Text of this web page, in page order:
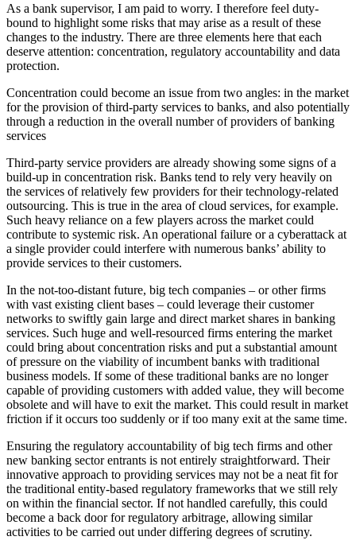
As a bank supervisor, I am paid to worry. I therefore feel duty-
bound to highlight some risks that may arise as a result of these
changes to the industry. There are three elements here that each
deserve attention: concentration, regulatory accountability and data
protection.
Concentration could become an issue from two angles: in the market
for the provision of third-party services to banks, and also potentially
through a reduction in the overall number of providers of banking
services
Third-party service providers are already showing some signs of a
build-up in concentration risk. Banks tend to rely very heavily on
the services of relatively few providers for their technology-related
outsourcing. This is true in the area of cloud services, for example.
Such heavy reliance on a few players across the market could
contribute to systemic risk. An operational failure or a cyberattack at
a single provider could interfere with numerous banks’ ability to
provide services to their customers.
In the not-too-distant future, big tech companies – or other firms
with vast existing client bases – could leverage their customer
networks to swiftly gain large and direct market shares in banking
services. Such huge and well-resourced firms entering the market
could bring about concentration risks and put a substantial amount
of pressure on the viability of incumbent banks with traditional
business models. If some of these traditional banks are no longer
capable of providing customers with added value, they will become
obsolete and will have to exit the market. This could result in market
friction if it occurs too suddenly or if too many exit at the same time.
Ensuring the regulatory accountability of big tech firms and other
new banking sector entrants is not entirely straightforward. Their
innovative approach to providing services may not be a neat fit for
the traditional entity-based regulatory frameworks that we still rely
on within the financial sector. If not handled carefully, this could
become a back door for regulatory arbitrage, allowing similar
activities to be carried out under differing degrees of scrutiny.